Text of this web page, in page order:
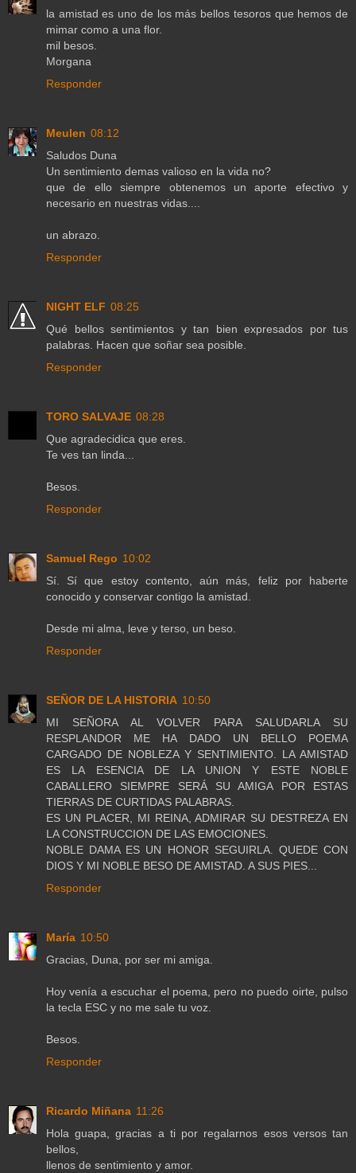
la amistad es uno de los más bellos tesoros que hemos de
mimar como a una flor.
mil besos.
Morgana
Responder
Meulen 08:12
Saludos Duna
Un sentimiento demas valioso en la vida no?
que de ello siempre obtenemos un aporte efectivo y
necesario en nuestras vidas....
un abrazo.
Responder
NIGHT ELF 08:25
Qué bellos sentimientos y tan bien expresados por tus
palabras. Hacen que soñar sea posible.
Responder
TORO SALVAJE 08:28
Que agradecidica que eres.
Te ves tan linda...
Besos.
Responder
Samuel Rego 10:02
Sí. Sí que estoy contento, aún más, feliz por haberte
conocido y conservar contigo la amistad.
Desde mi alma, leve y terso, un beso.
Responder
SEÑOR DE LA HISTORIA 10:50
MI SEÑORA AL VOLVER PARA SALUDARLA SU
RESPLANDOR ME HA DADO UN BELLO POEMA
CARGADO DE NOBLEZA Y SENTIMIENTO. LA AMISTAD
ES LA ESENCIA DE LA UNION Y ESTE NOBLE
CABALLERO SIEMPRE SERÁ SU AMIGA POR ESTAS
TIERRAS DE CURTIDAS PALABRAS.
ES UN PLACER, MI REINA, ADMIRAR SU DESTREZA EN
LA CONSTRUCCION DE LAS EMOCIONES.
NOBLE DAMA ES UN HONOR SEGUIRLA. QUEDE CON
DIOS Y MI NOBLE BESO DE AMISTAD. A SUS PIES...
Responder
María 10:50
Gracias, Duna, por ser mi amiga.
Hoy venía a escuchar el poema, pero no puedo oirte, pulso
la tecla ESC y no me sale tu voz.
Besos.
Responder
Ricardo Miñana 11:26
Hola guapa, gracias a ti por regalarnos esos versos tan
bellos,
llenos de sentimiento y amor.